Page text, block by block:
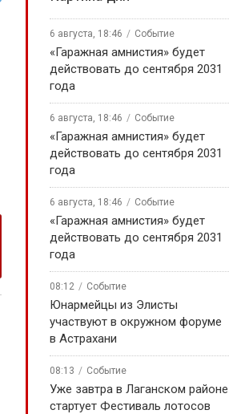
6 августа, 18:46 Событие
«Гаражная амнистия» будет
действовать до сентября 2031
года
6 августа, 18:46 Событие
«Гаражная амнистия» будет
действовать до сентября 2031
года
6 августа, 18:46 Событие
«Гаражная амнистия» будет
действовать до сентября 2031
года
08:12 Событие
Юнармейцы из Элисты
участвуют в окружном форуме
в Астрахани
08:13 Событие
Уже завтра в Лаганском районе
стартует Фестиваль лотосов